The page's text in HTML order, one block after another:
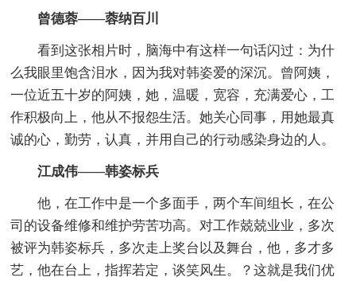
曾德蓉——蓉纳百川
看到这张相片时，脑海中有这样一句话闪过：为什
么我眼里饱含泪水，因为我对韩姿爱的深沉。曾阿姨，
一位近五十岁的阿姨，她，温暖，宽容，充满爱心，工
作积极向上，他从不报怨生活。她关心同事，用她最真
诚的心，勤劳，认真，并用自己的行动感染身边的人。
江成伟——韩姿标兵
他，在工作中是一个多面手，两个车间组长，在公
司的设备维修和维护劳苦功高。对工作兢兢业业，多次
被评为韩姿标兵，多次走上奖台以及舞台，他，多才多
艺，他在台上，指挥若定，谈笑风生。？这就是我们优